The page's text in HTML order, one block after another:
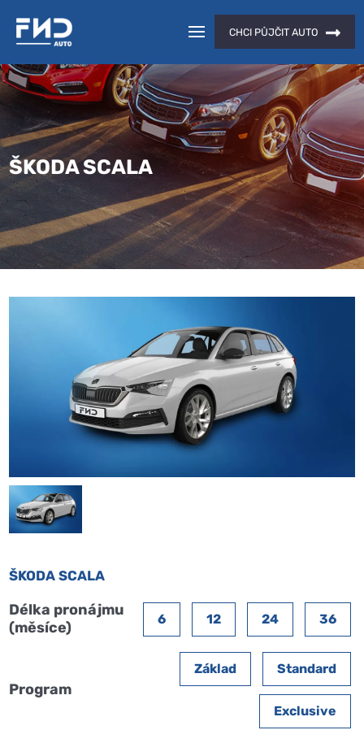
CHCI PŮJČIT AUTO
ŠKODA SCALA
ŠKODA SCALA
Délka pronájmu
(měsíce)
6 12 24 36
Program
Základ Standard
Exclusive